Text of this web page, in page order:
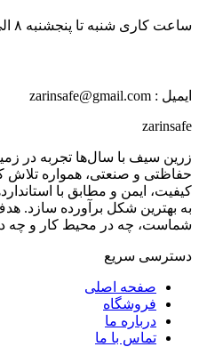
ساعت کاری شنبه تا پنجشنبه ۸ الی ۱۷
ایمیل : zarinsafe@gmail.com
zarinsafe
زرین سیف با سال‌ها تجربه در
حفاظتی و صنعتی، همواره تلاش
کیفیت، ایمن و مطابق با
به بهترین شکل برآورده سازد.
شماست، چه در محیط کار و چه
دسترسی سریع
صفحه اصلی
فروشگاه
درباره ما
تماس با ما